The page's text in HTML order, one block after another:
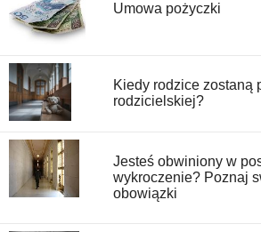
Umowa pożyczki
Kiedy rodzice zostaną
rodzicielskiej?
Jesteś obwiniony w
wykroczenie? Poznaj
obowiązki